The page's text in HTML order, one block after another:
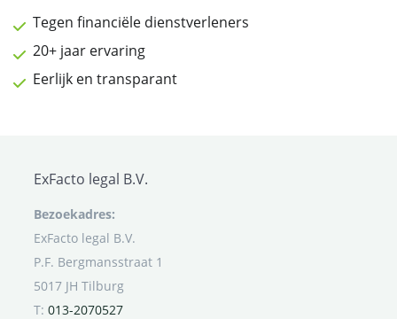
Tegen financiële dienstverleners
20+ jaar ervaring
Eerlijk en transparant
ExFacto legal B.V.
Bezoekadres:
ExFacto legal B.V.
P.F. Bergmansstraat 1
5017 JH Tilburg
T: 013-2070527